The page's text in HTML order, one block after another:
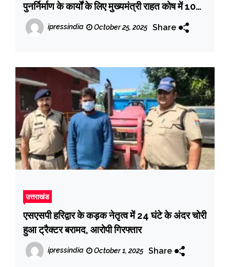
पुनर्निर्माण के कार्यों के लिए मुख्यमंत्री राहत कोष में ₹10
लाख की धनराशि प्रदान की
ipressindia October 25, 2025 Share
उत्तराखंड
एसएसपी हरिद्वार के कड़क नेतृत्व में 24 घंटे के अंदर चोरी
हुआ ट्रैक्टर बरामद, आरोपी गिरफ्तार
ipressindia October 1, 2025 Share